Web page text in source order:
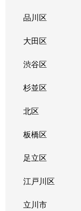
品川区
大田区
渋谷区
杉並区
北区
板橋区
足立区
江戸川区
立川市